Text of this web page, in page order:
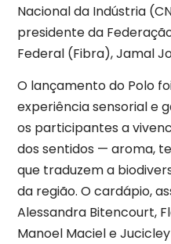
Nacional da Indústria
presidente da
Federal (Fibra), Jamal
O lançamento do Polo
experiência sensorial e
os participantes a
dos sentidos — aroma,
que traduzem a
da região. O cardápio,
Alessandra Bitencourt,
Manoel Maciel e